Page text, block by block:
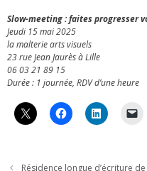
Slow-meeting : faites progresser
Jeudi 15 mai 2025
la malterie arts visuels
23 rue Jean Jaurès à Lille
06 03 21 89 15
Durée : 1 journée, RDV d’une heure
Résidence longue d’écriture